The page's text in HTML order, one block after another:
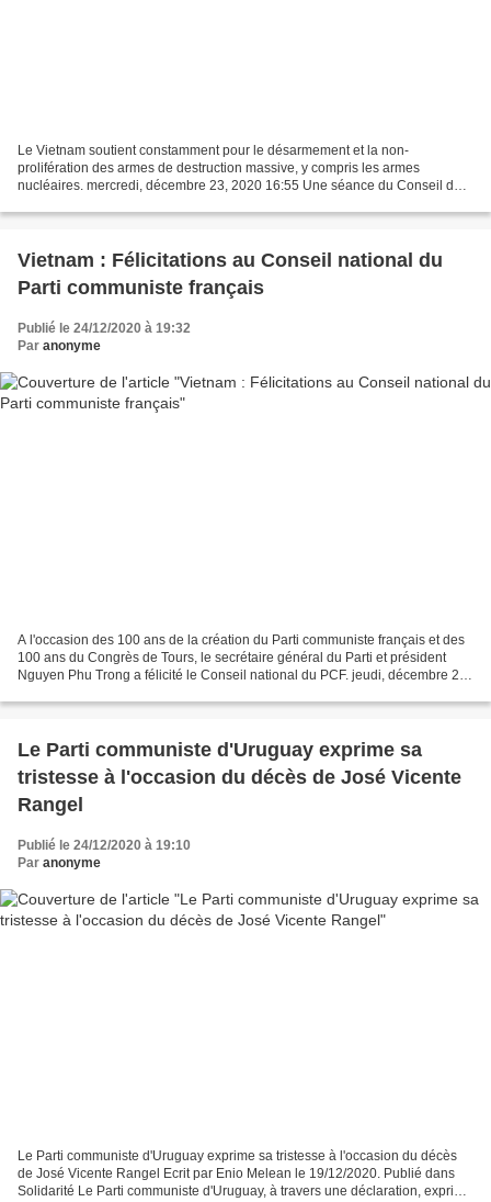
Le Vietnam soutient constamment pour le désarmement et la non-
prolifération des armes de destruction massive, y compris les armes
nucléaires. mercredi, décembre 23, 2020 16:55 Une séance du Conseil de
Vietnam : Félicitations au Conseil national du
Parti communiste français
Publié le 24/12/2020 à 19:32
Par anonyme
A l'occasion des 100 ans de la création du Parti communiste français et des
100 ans du Congrès de Tours, le secrétaire général du Parti et président
Nguyen Phu Trong a félicité le Conseil national du PCF. jeudi, décembre 24,
Le Parti communiste d'Uruguay exprime sa
tristesse à l'occasion du décès de José Vicente
Rangel
Publié le 24/12/2020 à 19:10
Par anonyme
Le Parti communiste d'Uruguay exprime sa tristesse à l'occasion du décès
de José Vicente Rangel Ecrit par Enio Melean le 19/12/2020. Publié dans
Solidarité Le Parti communiste d'Uruguay, à travers une déclaration, exprime